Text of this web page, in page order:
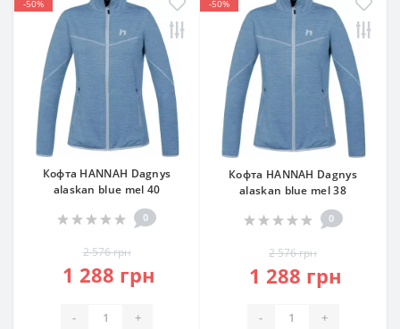
-50%
Кофта HANNAH Dagnys
alaskan blue mel 40
0
2 576 грн
1 288 грн
- +
-50%
Кофта HANNAH Dagnys
alaskan blue mel 38
0
2 576 грн
1 288 грн
- +